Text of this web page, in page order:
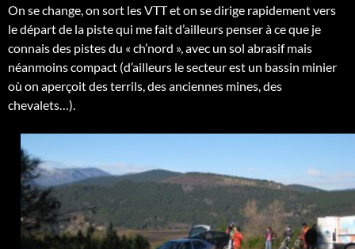
On se change, on sort les VTT et on se dirige rapidement vers
le départ de la piste qui me fait d’ailleurs penser à ce que je
connais des pistes du « ch’nord », avec un sol abrasif mais
néanmoins compact (d’ailleurs le secteur est un bassin minier
où on aperçoit des terrils, des anciennes mines, des
chevalets…).